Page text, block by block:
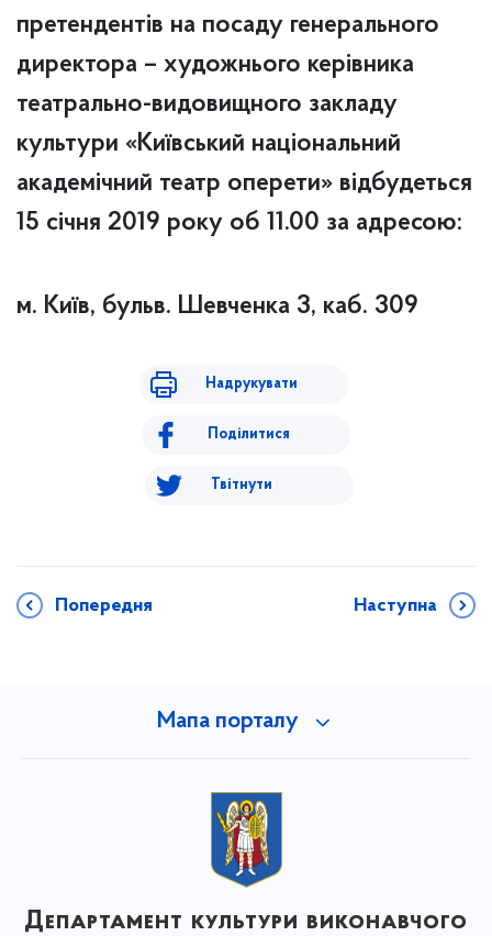
претендентів на посаду генерального
директора – художнього керівника
театрально-видовищного закладу
культури «Київський національний
академічний театр оперети» відбудеться
15 січня 2019 року об 11.00 за адресою:
м. Київ, бульв. Шевченка 3, каб. 309
Надрукувати
Поділитися
Твітнути
Попередня Наступна
Мапа порталу
Департамент культури виконавчого